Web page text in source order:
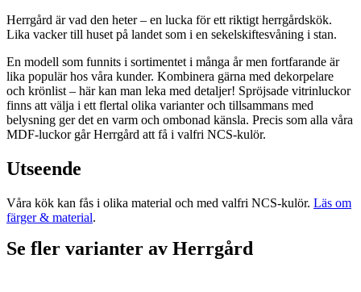
Herrgård är vad den heter – en lucka för ett riktigt herrgårdskök.
Lika vacker till huset på landet som i en sekelskiftesvåning i stan.
En modell som funnits i sortimentet i många år men fortfarande är
lika populär hos våra kunder. Kombinera gärna med dekorpelare
och krönlist – här kan man leka med detaljer! Spröjsade vitrinluckor
finns att välja i ett flertal olika varianter och tillsammans med
belysning ger det en varm och ombonad känsla. Precis som alla våra
MDF-luckor går Herrgård att få i valfri NCS-kulör.
Utseende
Våra kök kan fås i olika material och med valfri NCS-kulör. Läs om
färger & material.
Se fler varianter av Herrgård